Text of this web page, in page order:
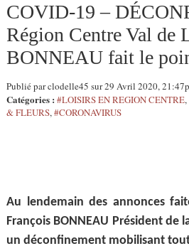
COVID-19 –
Région Centre Val de
BONNEAU fait le
Publié par clodelle45 sur 29 Avril 2020,
Catégories : #LOISIRS EN REGION CENTRE,
& FLEURS,#CORONAVIRUS
Au lendemain des annonces
François BONNEAU Président
un déconfinement mobilisant